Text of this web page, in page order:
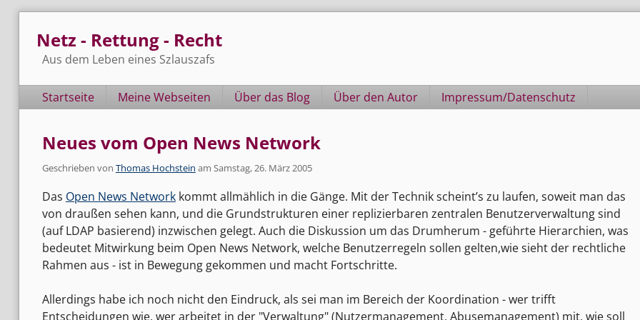
Netz - Rettung - Recht
Aus dem Leben eines Szlauszafs
Navigation
Startseite Meine Webseiten Über das Blog Über den Autor Impressum/Datenschutz
Neues vom Open News Network
Geschrieben von Thomas Hochstein am Samstag, 26. März 2005
Das Open News Networkkommt allmählich in die Gänge. Mit der Technik scheint’s zu laufen, soweit man das
von draußen sehen kann, und die Grundstrukturen einer replizierbaren zentralen Benutzerverwaltung sind
(auf LDAP basierend) inzwischen gelegt. Auch die Diskussion um das Drumherum - geführte Hierarchien, was
bedeutet Mitwirkung beim Open News Network, welche Benutzerregeln sollen gelten,wie sieht der rechtliche
Rahmen aus - ist in Bewegung gekommen und macht Fortschritte.
Allerdings habe ich noch nicht den Eindruck, als sei man im Bereich der Koordination - wer trifft
Entscheidungen wie, wer arbeitet in der "Verwaltung" (Nutzermanagement, Abusemanagement) mit, wie soll